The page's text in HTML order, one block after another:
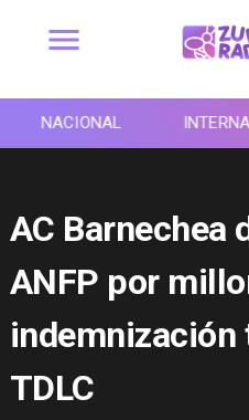
NACIONAL
AC Barnechea
ANFP por
indemnización
TDLC